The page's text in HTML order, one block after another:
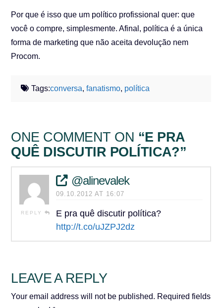
Por que é isso que um político profissional quer: que
você o compre, simplesmente. Afinal, política é a única
forma de marketing que não aceita devolução nem
Procom.
Tags:conversa,fanatismo, política
ONE COMMENT ON “E PRA
QUÊ DISCUTIR POLÍTICA?”
REPLY
@alinevalek
09.10.2012 AT 16:07
E pra quê discutir política?
http://t.co/uJZPJ2dz
LEAVE A REPLY
Your email address will not be published. Required fields